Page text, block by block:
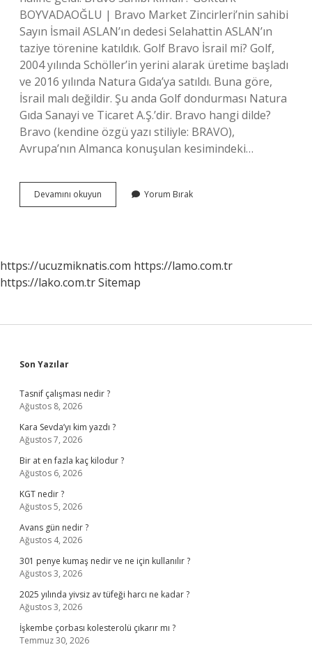
BOYVADAOĞLU | Bravo Market Zincirleri’nin sahibi
Sayın İsmail ASLAN’ın dedesi Selahattin ASLAN’ın
taziye törenine katıldık. Golf Bravo İsrail mi? Golf,
2004 yılında Schöller’in yerini alarak üretime başladı
ve 2016 yılında Natura Gıda’ya satıldı. Buna göre,
İsrail malı değildir. Şu anda Golf dondurması Natura
Gıda Sanayi ve Ticaret A.Ş.’dir. Bravo hangi dilde?
Bravo (kendine özgü yazı stiliyle: BRAVO),
Avrupa’nın Almanca konuşulan kesimindeki…
Devamını okuyun
Hangi
Yorum Bırak
https://ucuzmiknatis.com https://lamo.com.tr
https://lako.com.trSitemap
Sidebar
Son Yazılar
Tasnif çalışması nedir ?
Ağustos 8, 2026
Kara Sevda’yı kim yazdı ?
Ağustos 7, 2026
Bir at en fazla kaç kilodur ?
Ağustos 6, 2026
KGT nedir ?
Ağustos 5, 2026
Avans gün nedir ?
Ağustos 4, 2026
301 penye kumaş nedir ve ne için kullanılır ?
Ağustos 3, 2026
2025 yılında yivsiz av tüfeği harcı ne kadar ?
Ağustos 3, 2026
İşkembe çorbası kolesterolü çıkarır mı ?
Temmuz 30, 2026